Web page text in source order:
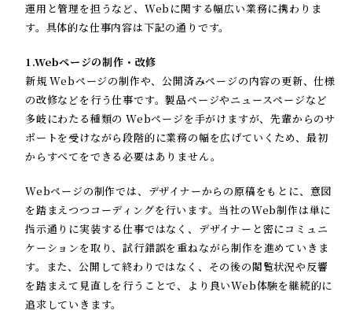
運用と管理を担うなど、Webに関する幅広い業務に携わりま
す。具体的な仕事内容は下記の通りです。
1.Webページの制作・改修
新規 Webページの制作や、公開済みページの内容の更新、仕様
の改修などを行う仕事です。製品ページやニュースページなど
多岐にわたる種類の Webページを手がけますが、先輩からのサ
ポートを受けながら段階的に業務の幅を広げていくため、最初
からすべてをできる必要はありません。
Webページの制作では、デザイナーからの原稿をもとに、意図
を踏まえつつコーディングを行います。当社のWeb制作は単に
指示通りに実装する仕事ではなく、デザイナーと密にコミュニ
ケーションを取り、試行錯誤を重ねながら制作を進めていきま
す。また、公開して終わりではなく、その後の閲覧状況や反響
を踏まえて見直しを行うことで、より良いWeb体験を継続的に
追求していきます。